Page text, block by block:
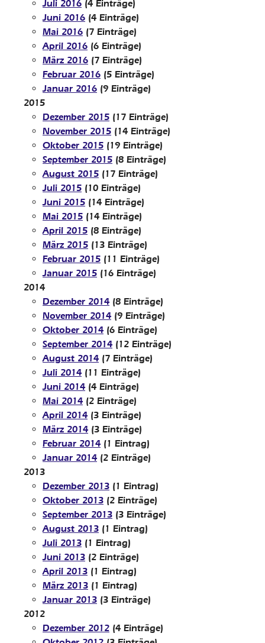
Juli 2016 (4 Einträge)
Juni 2016 (4 Einträge)
Mai 2016 (7 Einträge)
April 2016 (6 Einträge)
März 2016 (7 Einträge)
Februar 2016 (5 Einträge)
Januar 2016 (9 Einträge)
2015
Dezember 2015 (17 Einträge)
November 2015 (14 Einträge)
Oktober 2015 (19 Einträge)
September 2015 (8 Einträge)
August 2015 (17 Einträge)
Juli 2015 (10 Einträge)
Juni 2015 (14 Einträge)
Mai 2015 (14 Einträge)
April 2015 (8 Einträge)
März 2015 (13 Einträge)
Februar 2015 (11 Einträge)
Januar 2015 (16 Einträge)
2014
Dezember 2014 (8 Einträge)
November 2014 (9 Einträge)
Oktober 2014 (6 Einträge)
September 2014 (12 Einträge)
August 2014 (7 Einträge)
Juli 2014 (11 Einträge)
Juni 2014 (4 Einträge)
Mai 2014 (2 Einträge)
April 2014 (3 Einträge)
März 2014 (3 Einträge)
Februar 2014 (1 Eintrag)
Januar 2014 (2 Einträge)
2013
Dezember 2013 (1 Eintrag)
Oktober 2013 (2 Einträge)
September 2013 (3 Einträge)
August 2013 (1 Eintrag)
Juli 2013 (1 Eintrag)
Juni 2013 (2 Einträge)
April 2013 (1 Eintrag)
März 2013 (1 Eintrag)
Januar 2013 (3 Einträge)
2012
Dezember 2012 (4 Einträge)